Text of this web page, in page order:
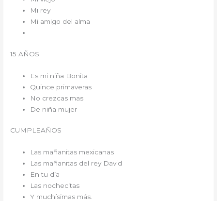
Mi rey
Mi amigo del alma
15 AÑOS
Es mi niña Bonita
Quince primaveras
No crezcas mas
De niña mujer
CUMPLEAÑOS
Las mañanitas mexicanas
Las mañanitas del rey David
En tu día
Las nochecitas
Y muchísimas más.